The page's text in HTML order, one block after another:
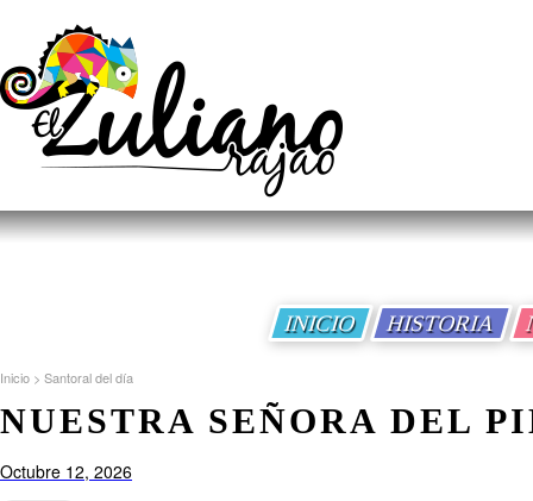
INICIO HISTORIA
NUESTRA SEÑORA DEL
Inicio > Santoral del día
Octubre 12, 2026